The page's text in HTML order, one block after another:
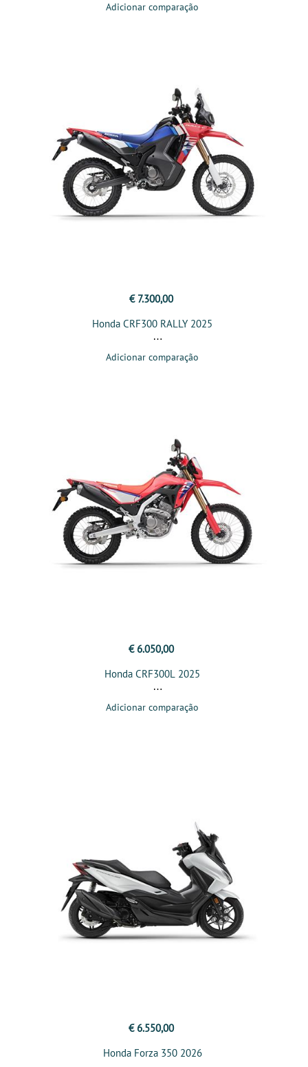
Adicionar comparação
€ 7.300,00
Honda CRF300 RALLY 2025
Adicionar comparação
€ 6.050,00
Honda CRF300L 2025
Adicionar comparação
€ 6.550,00
Honda Forza 350 2026